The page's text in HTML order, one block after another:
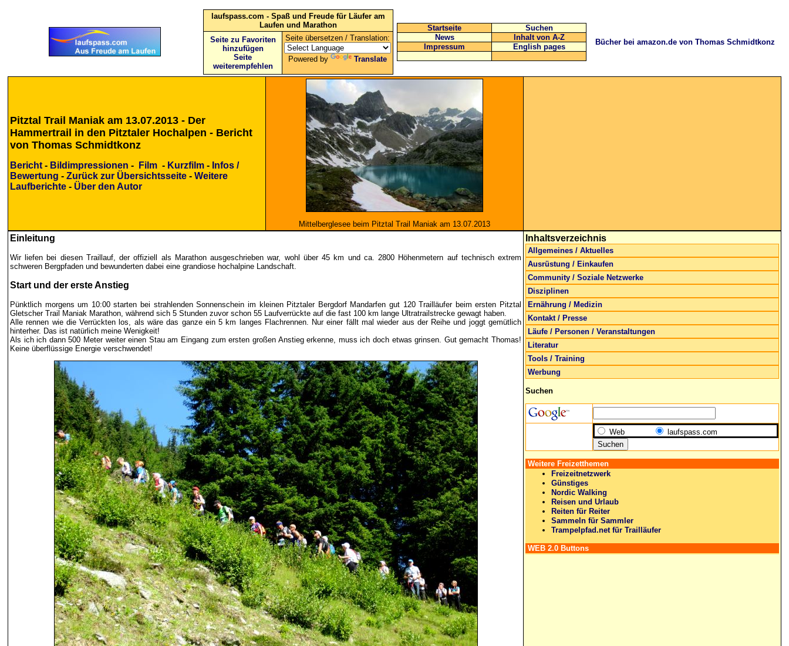
laufspass.com - Spaß und Freude für Läufer am
Laufen und Marathon
Seite zu Favoriten
hinzufügen
Seite
weiterempfehlen
Seite übersetzen / Translation:
Powered by Translate
Startseite
Suchen
News
Inhalt von A-Z
Impressum
English pages
Bücher bei amazon.de von Thomas Schmidtkonz
Pitztal Trail Maniak am 13.07.2013 - Der
Hammertrail in den Pitztaler Hochalpen - Bericht
von Thomas Schmidtkonz
Bericht - Bildimpressionen - Film - Kurzfilm - Infos /
Bewertung - Zurück zur Übersichtsseite - Weitere
Laufberichte - Über den Autor
Mittelberglesee beim Pitztal Trail Maniak am 13.07.2013
Einleitung
Wir liefen bei diesen Traillauf, der offiziell als Marathon ausgeschrieben war, wohl über 45 km und ca. 2800 Höhenmetern auf technisch extrem
schweren Bergpfaden und bewunderten dabei eine grandiose hochalpine Landschaft.
Start und der erste Anstieg
Pünktlich morgens um 10:00 starten bei strahlenden Sonnenschein im kleinen Pitztaler Bergdorf Mandarfen gut 120 Trailläufer beim ersten Pitztal
Gletscher Trail Maniak Marathon, während sich 5 Stunden zuvor schon 55 Laufverrückte auf die fast 100 km lange Ultratrailstrecke gewagt haben.
Alle rennen wie die Verrückten los, als wäre das ganze ein 5 km langes Flachrennen. Nur einer fällt mal wieder aus der Reihe und joggt gemütlich
hinterher. Das ist natürlich meine Wenigkeit!
Als ich ich dann 500 Meter weiter einen Stau am Eingang zum ersten großen Anstieg erkenne, muss ich doch etwas grinsen. Gut gemacht Thomas!
Keine überflüssige Energie verschwendet!
Inhaltsverzeichnis
Allgemeines / Aktuelles
Ausrüstung / Einkaufen
Community / Soziale Netzwerke
Disziplinen
Ernährung / Medizin
Kontakt / Presse
Läufe / Personen / Veranstaltungen
Literatur
Tools / Training
Werbung
Suchen
Web laufspass.com
Weitere Freizetthemen
Freizeitnetzwerk
Günstiges
Nordic Walking
Reisen und Urlaub
Reiten für Reiter
Sammeln für Sammler
Trampelpfad.net für Trailläufer
WEB 2.0 Buttons